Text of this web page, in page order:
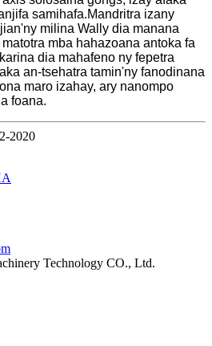
samihafa.Mandritra izany
milina Wally dia manana
mba hahazoana antoka fa
dia mahafeno ny fepetra
an-tsehatra tamin'ny fanodinana
maro izahay, ary nanompo
foana.
2020
Technology CO., Ltd.